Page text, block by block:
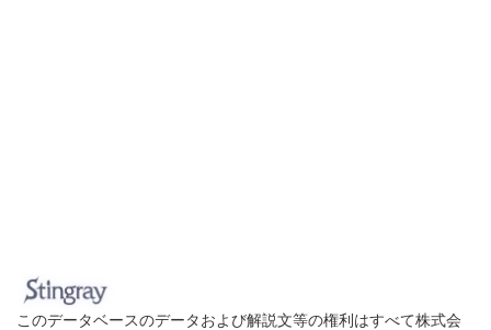
このデータベースのデータおよび解説文等の権利はすべて株式会